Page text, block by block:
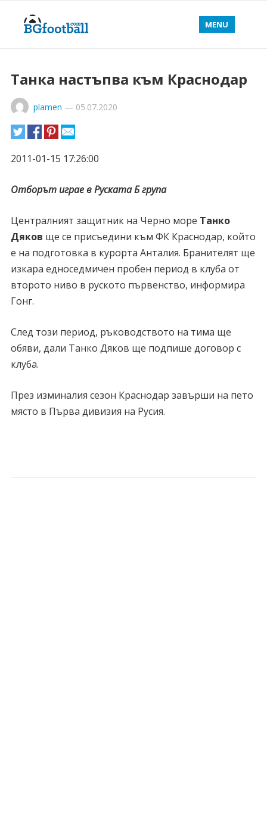
MENU
Танка настъпва към Краснодар
plamen — 05.07.2020
2011-01-15 17:26:00
Отборът играе в Руската Б група
Централният защитник на Черно море Танко
Дяков ще се присъедини към ФК Краснодар, който
е на подготовка в курорта Анталия. Бранителят ще
изкара едноседмичен пробен период в клуба от
второто ниво в руското първенство, информира
Гонг.
След този период, ръководството на тима ще
обяви, дали Танко Дяков ще подпише договор с
клуба.
През изминалия сезон Краснодар завърши на пето
място в Първа дивизия на Русия.